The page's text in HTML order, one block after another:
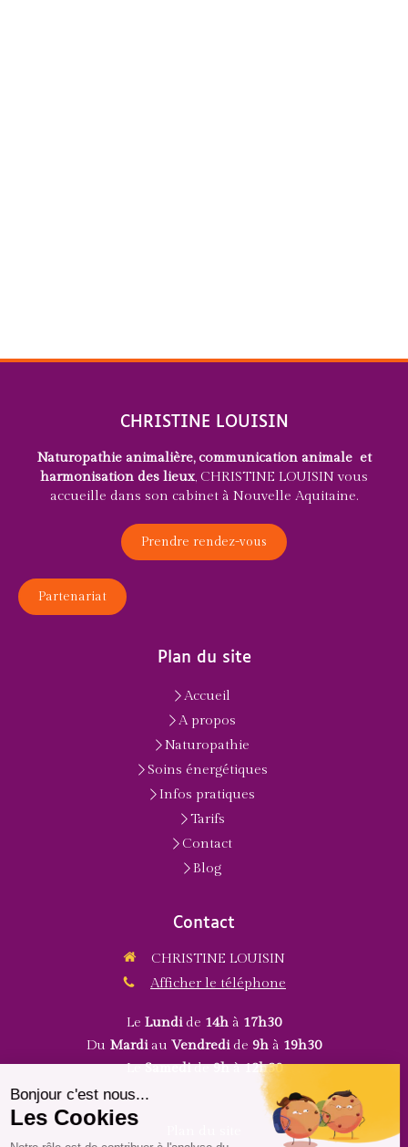
CHRISTINE LOUISIN
Naturopathie animalière, communication animale et
harmonisation des lieux, CHRISTINE LOUISIN vous
accueille dans son cabinet à Nouvelle Aquitaine.
Prendre rendez-vous
Partenariat
Plan du site
Accueil
A propos
Naturopathie
Soins énergétiques
Infos pratiques
Tarifs
Contact
Blog
Contact
CHRISTINE LOUISIN
Afficher le téléphone
Le Lundide 14h à 17h30
Du Mardiau Vendredide 9h à 19h30
LeSamedide9hà12h30